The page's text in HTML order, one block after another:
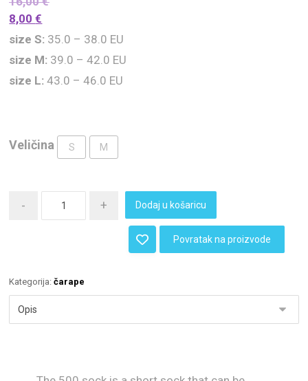
8,00€
size S: 35.0 – 38.0 EU
size M: 39.0 – 42.0 EU
size L:43.0 – 46.0 EU
Veličina S M
- + Dodaj u košaricu
Povratak na proizvode
Kategorija:čarape